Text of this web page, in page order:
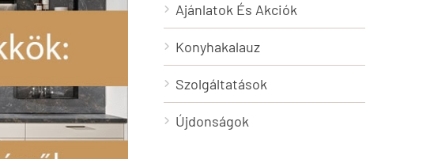
Ajánlatok És Akciók
Konyhakalauz
Szolgáltatások
Újdonságok